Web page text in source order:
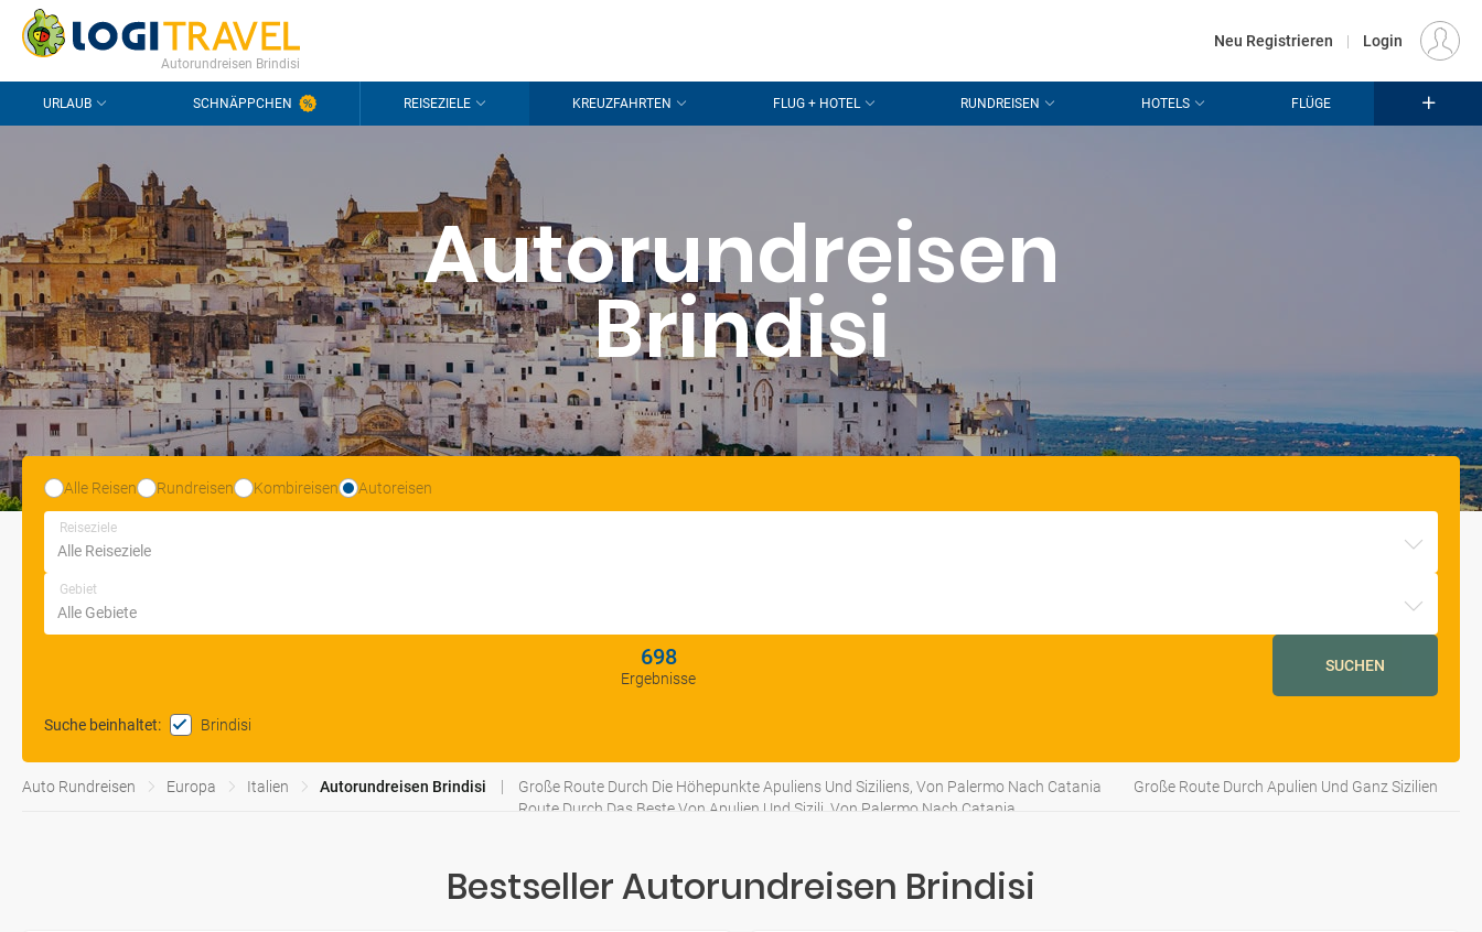
KONTAKT HÄUFIGE FRAGEN 0298 1909 3897 EUR
Autorundreisen Brindisi
Neu Registrieren | Login
URLAUB SCHNÄPPCHEN REISEZIELE KREUZFAHRTEN FLUG + HOTEL RUNDREISEN HOTELS FLÜGE
Autorundreisen
Brindisi
Alle Reisen Rundreisen Kombireisen Autoreisen
Reiseziele
Gebiet
698
Ergebnisse
SUCHEN
Suche beinhaltet: Brindisi
Auto Rundreisen Europa Italien Autorundreisen Brindisi Große Route Durch Die Höhepunkte Apuliens Und Siziliens, Von Palermo Nach Catania
Große Route Durch Apulien Und Ganz Sizilien
Route Durch Das Beste Von Apulien Und Sizili, Von Palermo Nach Catania
Bestseller Autorundreisen Brindisi